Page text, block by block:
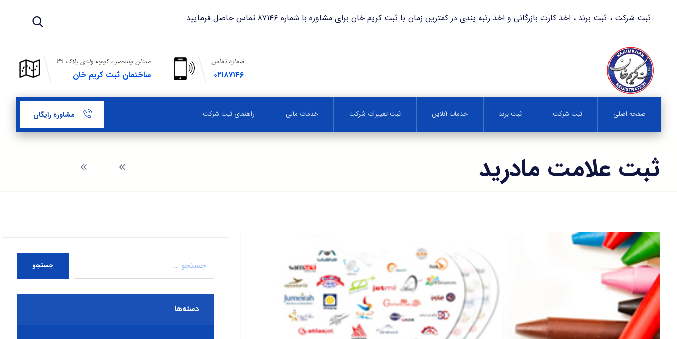
ثبت شرکت ، ثبت برند ، اخذ کارت بازرگانی و اخذ رتبه بندی در کمترین زمان با ثبت کریم خان برای مشاوره با شماره ۸۷۱۴۶ تماس حاصل فرمایید.
میدان ولیعصر ، کوچه ولدی پلاک ۳۹
ساختمان ثبت کریم خان
شماره تماس
۰۲۱۸۷۱۴۶
صفحه اصلی ثبت شرکت ثبت برند خدمات آنلاین ثبت تغییرات شرکت خدمات مالی راهنمای ثبت شرکت مشاوره رایگان
ثبت علامت مادرید
جستجو
دسته‌ها